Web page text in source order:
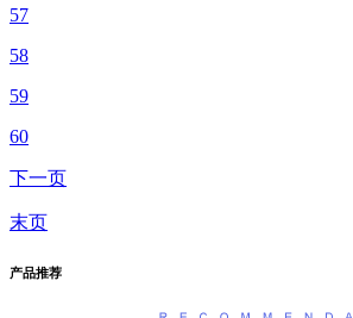
57
58
59
60
下一页
末页
产品推荐